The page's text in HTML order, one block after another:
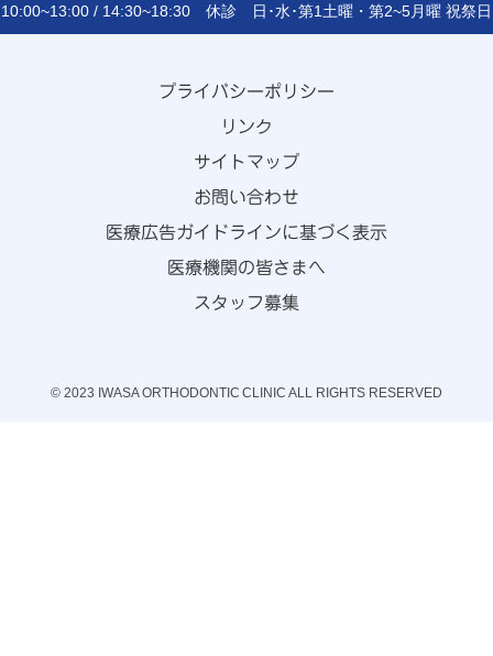
10:00~13:00 / 14:30~18:30 休診 日･水･第1土曜・第2~5月曜 祝祭日
プライバシーポリシー
リンク
サイトマップ
お問い合わせ
医療広告ガイドラインに基づく表示
医療機関の皆さまへ
スタッフ募集
© 2023 IWASA ORTHODONTIC CLINIC ALL RIGHTS RESERVED